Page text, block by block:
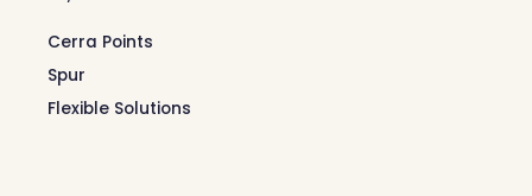
Cerra Points
Spur
Flexible Solutions